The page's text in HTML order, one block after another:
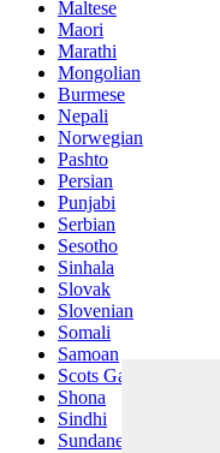
Maltese
Maori
Marathi
Mongolian
Burmese
Nepali
Norwegian
Pashto
Persian
Punjabi
Serbian
Sesotho
Sinhala
Slovak
Slovenian
Somali
Samoan
Scots Gaelic
Shona
Sindhi
Sundanese